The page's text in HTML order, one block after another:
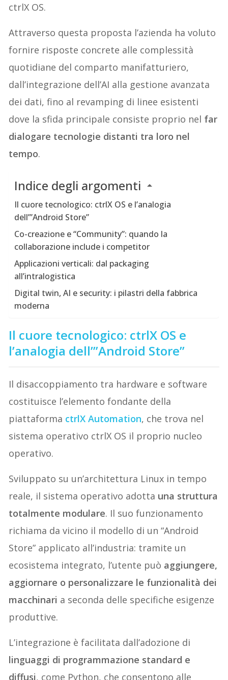
ctrlX OS.
Attraverso questa proposta l’azienda ha voluto
fornire risposte concrete alle complessità
quotidiane del comparto manifatturiero,
dall’integrazione dell’AI alla gestione avanzata
dei dati, fino al revamping di linee esistenti
dove la sfida principale consiste proprio nel far
dialogare tecnologie distanti tra loro nel
tempo.
Indice degli argomenti
Il cuore tecnologico: ctrlX OS e l’analogia
dell’”Android Store”
Co-creazione e “Community”: quando la
collaborazione include i competitor
Applicazioni verticali: dal packaging
all’intralogistica
Digital twin, AI e security: i pilastri della fabbrica
moderna
Il cuore tecnologico: ctrlX OS e
l’analogia dell’”Android Store”
Il disaccoppiamento tra hardware e software
costituisce l’elemento fondante della
piattaforma ctrlX Automation, che trova nel
sistema operativo ctrlX OS il proprio nucleo
operativo.
Sviluppato su un’architettura Linux in tempo
reale, il sistema operativo adotta una struttura
totalmente modulare. Il suo funzionamento
richiama da vicino il modello di un “Android
Store” applicato all’industria: tramite un
ecosistema integrato, l’utente può aggiungere,
aggiornare o personalizzare le funzionalità dei
macchinari a seconda delle specifiche esigenze
produttive.
L’integrazione è facilitata dall’adozione di
linguaggi di programmazione standard e
diffusi, come Python, che consentono alle